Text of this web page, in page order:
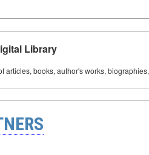
Library
articles, books, author's works,